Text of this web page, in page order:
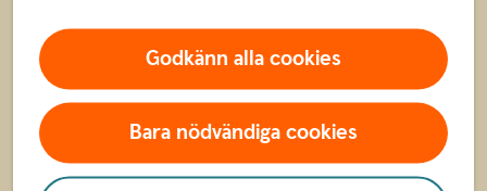
Godkänn alla cookies
Bara nödvändiga cookies
Sidfot
Hitta snabbt
Kundservice
Spärrhjälp